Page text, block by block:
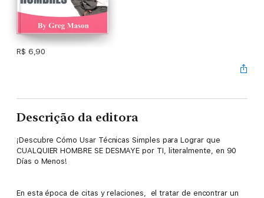
R$ 6,90
Descrição da editora
¡Descubre Cómo Usar Técnicas Simples para Lograr que
CUALQUIER HOMBRE SE DESMAYE por TI, literalmente, en 90
Días o Menos!
En esta época de citas y relaciones, el tratar de encontrar un